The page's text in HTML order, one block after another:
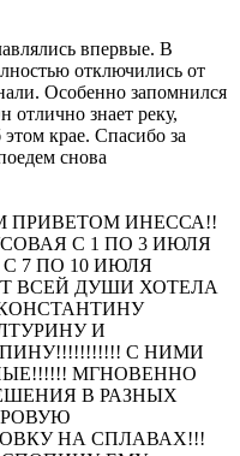
впервые. В
отключились от
Особенно запомнился
знает реку,
крае. Спасибо за
снова
ПРИВЕТОМ ИНЕССА!!
С 1 ПО 3 ИЮЛЯ
7 ПО 10 ИЮЛЯ
ВСЕЙ ДУШИ ХОТЕЛА
И
С НИМИ
МГНОВЕННО
В РАЗНЫХ
НА СПЛАВАХ!!!